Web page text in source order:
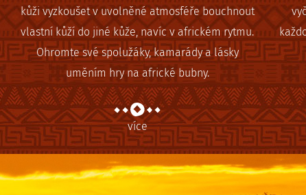
kůži vyzkoušet v uvolněné atmosféře bouchnout
vlastní kůží do jiné kůže, navíc v africkém rytmu.
Ohromte své spolužáky, kamarády a lásky
uměním hry na africké bubny.
více